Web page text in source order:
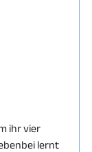
ihr vier
lernt